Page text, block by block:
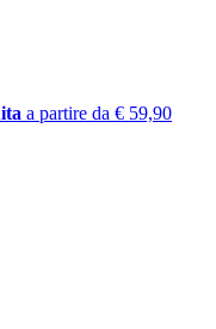
a partire da € 59,90